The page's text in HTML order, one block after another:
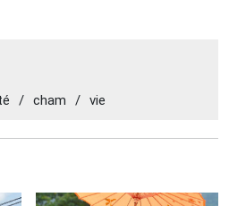
/ cham / vie